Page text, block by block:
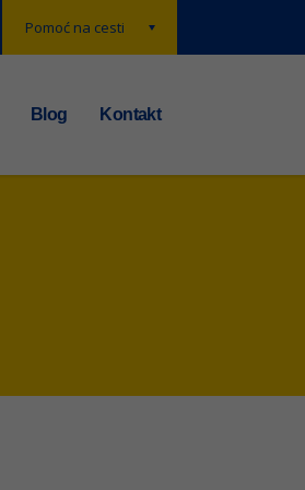
Pomoć na cesti
Blog Kontakt